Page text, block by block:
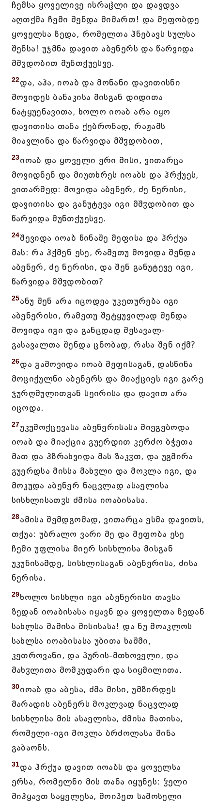
ჩემსა ყოველივე ისრაჱლი და დავდვა
აღთქმა ჩემი შენდა მიმართ! და მეფობდე
ყოველსა ზედა, რომელთა ჰნებავს სულსა
შენსა! უჯმნა დავით აბენერს და წარვიდა
მშჳდობით მუნთქუესვე.
22და, აჰა, იოაბ და მონანი დავითისნი
მოვიდეს ბანაკისა მისგან დიდითა
ნატყუენავითა, ხოლო იოაბ არა იყო
დავითისა თანა ქებრონად, რაჟამს
მიავლინა და წარვიდა მშჳდობით,
23იოაბ და ყოველი ერი მისი, ვითარცა
მოვიდნენ და მიუთხრეს იოაბს და ჰრქუეს,
ვითარმედ: მოვიდა აბენერ, ძე ნერისი,
დავითისა და განუტევა იგი მშჳდობით და
წარვიდა მუნთქუესვე.
24შევიდა იოაბ წინაშე მეფისა და ჰრქუა
მას: რა ჰქმენ ესე, რამეთუ მოვიდა შენდა
აბენერ, ძე ნერისი, და შენ განუტევე იგი,
წარვიდა მშჳდობით?
25ანუ შენ არა იცოდეა უკეთურება იგი
აბენერისი, რამეთუ შეტყუვილად შენდა
მოვიდა იგი და განცდად შესავალ-
გასავალთა შენდა ცნობად, რასა შენ იქმ?
26და გამოვიდა იოაბ მეფისაგან, დასწინა
მოციქულნი აბენერს და მიაქციეს იგი გარე
ჯურღმულითგან სეირისა და დავით არა
იცოდა.
27უკუმოქცევასა აბენერისასა მიეგებოდა
იოაბ და მიაქცია გუერდით კერძო ბჭეთა
მათ და ჰზრახვიდა მას ზაკჳთ, და უგმირა
გუერდსა მისსა მახჳლი და მოკლა იგი, და
მოკუდა აბენერ ნაცვლად ასაელისა
სისხლისათჳს ძმისა იოაბისასა.
28ამისა შემდგომად, ვითარცა ესმა დავითს,
თქუა: უბრალო ვარი მე და მეფობა ესე
ჩემი უფლისა მიერ სისხლისა მისგან
უკუნისამდე, სისხლისაგან აბენერისა, ძისა
ნერისა.
29ხოლო სისხლი იგი აბენერისი თავსა
ზედან იოაბისასა იყავნ და ყოველთა ზედან
სახლსა მამისა მისისასა! და ნუ მოაკლოს
სახლსა იოაბისასა უბითა ხაშმი,
კეთროვანი, და პურის-მთხოველი, და
მახჳლითა მომკუდარი და სიყმილითა.
30იოაბ და აბესა, ძმა მისი, უმზირდეს
მარადის აბენერს მოკლვად ნაცვლად
სისხლისა მის ასაელისა, ძმისა მათისა,
რომელი-იგი მოკლა ბრძოლასა შინა
გაბაონს.
31და ჰრქუა დავით იოაბს და ყოველსა
ერსა, რომელნი მის თანა იყუნეს: ჴელი
მიჰყავთ საყელესა, მოიპეთ სამოსელი